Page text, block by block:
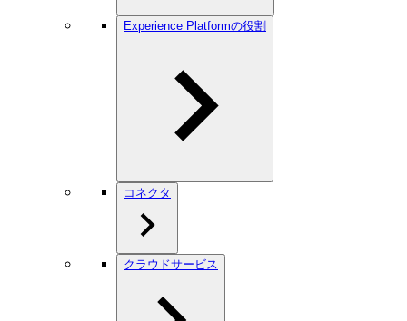
Experience Platformの役割
コネクタ
クラウドサービス